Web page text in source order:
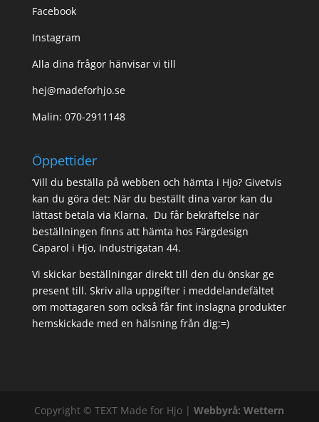
Facebook
Instagram
Alla dina frågor hänvisar vi till
hej@madeforhjo.se
Malin: 070-2911148
Öppettider
’Vill du beställa på webben och hämta i Hjo? Givetvis
kan du göra det: När du beställt dina varor kan du
lättast betala via Klarna. Du får bekräftelse när
beställningen finns att hämta hos Färgdesign
Caparol i Hjo, Industrigatan 44.
Vi skickar beställningar direkt till den du önskar ge
present till. Skriv alla uppgifter i meddelandefältet
om mottagaren som också får fint inslagna produkter
hemskickade med en hälsning från dig:=)
Copyright ©TEXT Made for Hjo |Webbyrå: Wettern